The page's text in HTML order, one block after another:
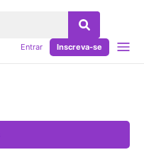
Entrar Inscreva-se